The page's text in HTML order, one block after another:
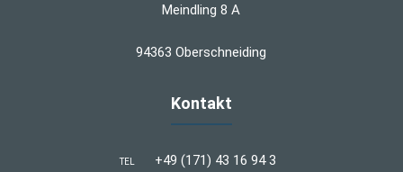
Meindling 8 A
94363 Oberschneiding
Kontakt
TEL +49 (171) 43 16 94 3